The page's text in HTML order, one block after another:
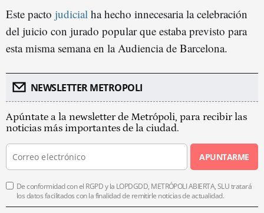
Este pacto judicial ha hecho innecesaria la celebración
del juicio con jurado popular que estaba previsto para
esta misma semana en la Audiencia de Barcelona.
NEWSLETTER METROPOLI
Apúntate a la newsletter de Metrópoli, para recibir las
noticias más importantes de la ciudad.
APUNTARME
De conformidad con el RGPD y la LOPDGDD, METRÓPOLI ABIERTA, SLU tratará
los datos facilitados con la finalidad de remitirle noticias de actualidad.